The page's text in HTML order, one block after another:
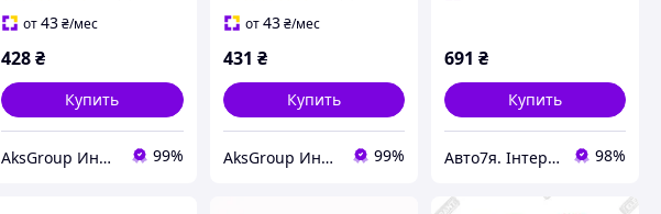
от43₴/мес
428₴
Купить
AksGroup Интернет-магазин автотоваров aksgroup.com.ua 99%
от43 ₴/мес
431 ₴
Купить
AksGroup Интернет-магазин автотоваров aksgroup.com.ua 99%
691 ₴
Купить
Авто7я. Інтернет магазин автотоварів avto7ya.com.ua 98%